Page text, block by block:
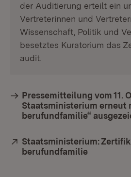
der Auditierung erteilt ein
Vertreterinnen und
Wissenschaft, Politik und
besetztes Kuratorium das
audit.
Pressemitteilung vom 11.
Staatsministerium erneut
berufundfamilie“
Extern:
Staatsministerium:
berufundfamilie